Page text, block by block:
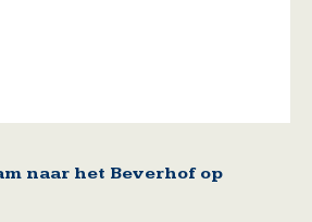
naar het Beverhof op